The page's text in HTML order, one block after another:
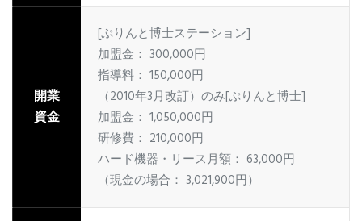
開業
資金
[ぷりんと博士ステーション]
加盟金： 300,000円
指導料： 150,000円
（2010年3月改訂）のみ[ぷりんと博士]
加盟金： 1,050,000円
研修費： 210,000円
ハード機器・リース月額： 63,000円
（現金の場合： 3,021,900円）